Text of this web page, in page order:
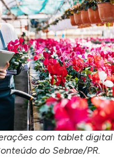
com tablet digital
do Sebrae/PR.